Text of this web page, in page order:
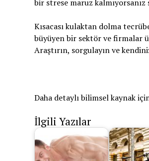
bir strese maruz
Kısacası kulaktan dolma
büyüyen bir sektör ve firmalar
Araştırın, sorgulayın ve
Daha detaylı bilimsel kaynak
İlgili Yazılar